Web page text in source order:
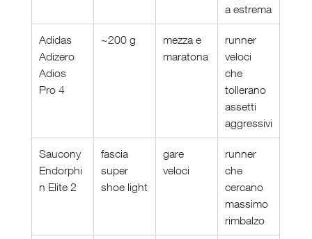
a estrema
Adidas
Adizero
Adios
Pro 4
~200 g
mezza e
maratona
runner
veloci
che
tollerano
assetti
aggressivi
Saucony
Endorphi
n Elite 2
fascia
super
shoe light
gare
veloci
runner
che
cercano
massimo
rimbalzo